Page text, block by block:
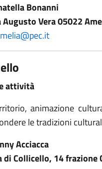
Bonanni
Augusto Vera 05022
attività
animazione
le tradizioni
Acciacca
di Collicello, 14 frazione